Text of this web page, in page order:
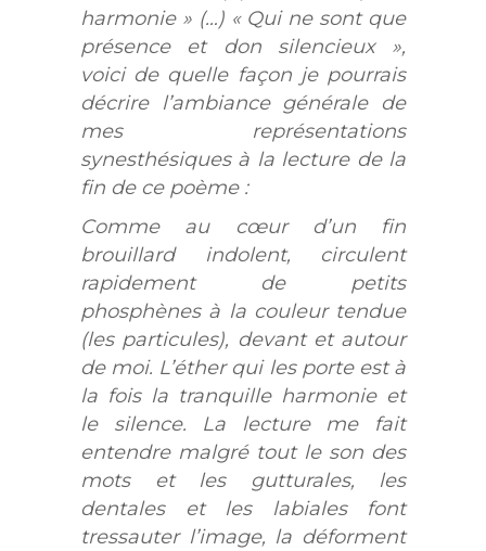
harmonie » (…) « Qui ne sont que
présence et don silencieux »,
voici de quelle façon je pourrais
décrire l’ambiance générale de
mes représentations
synesthésiques à la lecture de la
fin de ce poème :
Comme au cœur d’un fin
brouillard indolent, circulent
rapidement de petits
phosphènes à la couleur tendue
(les particules), devant et autour
de moi. L’éther qui les porte est à
la fois la tranquille harmonie et
le silence. La lecture me fait
entendre malgré tout le son des
mots et les gutturales, les
dentales et les labiales font
tressauter l’image, la déforment